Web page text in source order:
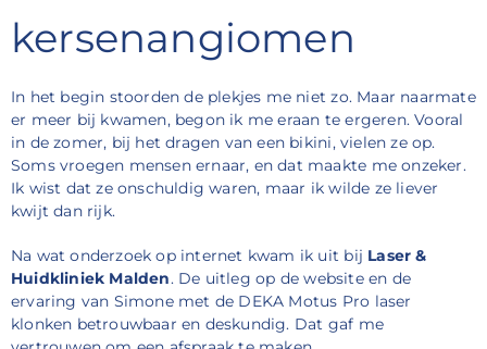
kersenangiomen
In het begin stoorden de plekjes me niet zo. Maar naarmate
er meer bij kwamen, begon ik me eraan te ergeren. Vooral
in de zomer, bij het dragen van een bikini, vielen ze op.
Soms vroegen mensen ernaar, en dat maakte me onzeker.
Ik wist dat ze onschuldig waren, maar ik wilde ze liever
kwijt dan rijk.
Na wat onderzoek op internet kwam ik uit bij Laser &
Huidkliniek Malden. De uitleg op de website en de
ervaring van Simone met de DEKA Motus Pro laser
klonken betrouwbaar en deskundig. Dat gaf me